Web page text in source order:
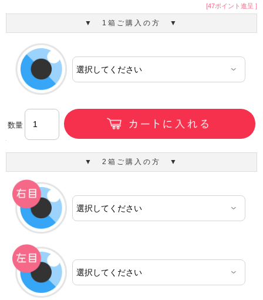
[47ポイント進呈 ]
▼ 1箱ご購入の方 ▼
数量
▼ 2箱ご購入の方 ▼